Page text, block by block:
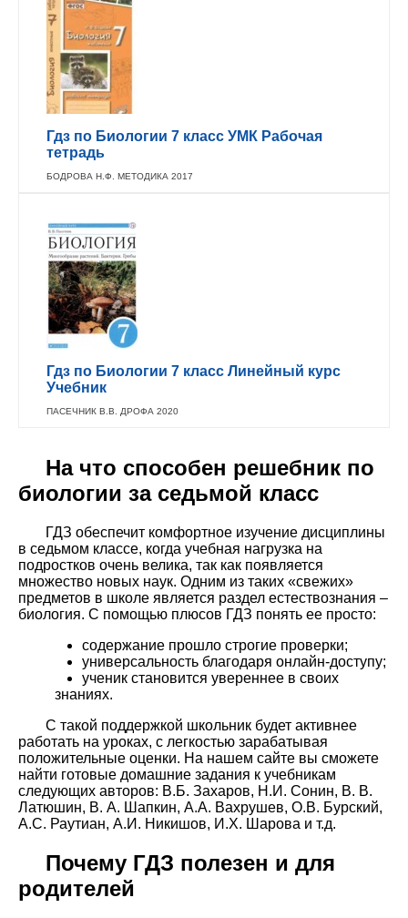
Гдз по Биологии 7 класс УМК Рабочая
тетрадь
БОДРОВА Н.Ф. МЕТОДИКА 2017
Гдз по Биологии 7 класс Линейный курс
Учебник
ПАСЕЧНИК В.В. ДРОФА 2020
На что способен решебник по
биологии за седьмой класс
ГДЗ обеспечит комфортное изучение дисциплины
в седьмом классе, когда учебная нагрузка на
подростков очень велика, так как появляется
множество новых наук. Одним из таких «свежих»
предметов в школе является раздел естествознания –
биология. С помощью плюсов ГДЗ понять ее просто:
содержание прошло строгие проверки;
универсальность благодаря онлайн-доступу;
ученик становится увереннее в своих
знаниях.
С такой поддержкой школьник будет активнее
работать на уроках, с легкостью зарабатывая
положительные оценки. На нашем сайте вы сможете
найти готовые домашние задания к учебникам
следующих авторов: В.Б. Захаров, Н.И. Сонин, В. В.
Латюшин, В. А. Шапкин, А.А. Вахрушев, О.В. Бурский,
А.С. Раутиан, А.И. Никишов, И.Х. Шарова и т.д.
Почему ГДЗ полезен и для
родителей